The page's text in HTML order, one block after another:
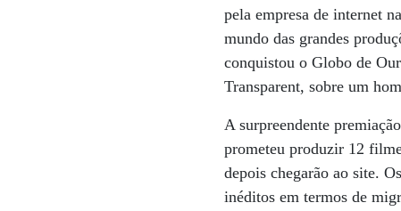
pela empresa de internet
mundo das grandes
conquistou o Globo de
Transparent, sobre um
A surpreendente
prometeu produzir 12
depois chegarão ao site.
inéditos em termos de